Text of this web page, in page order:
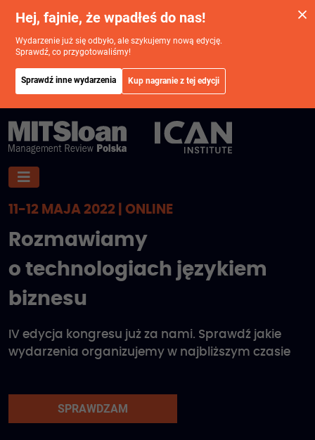
Hej, fajnie, że wpadłeś do nas!
Wydarzenie już się odbyło, ale szykujemy nową edycję.
Sprawdź, co przygotowaliśmy!
Sprawdź inne wydarzenia Kup nagranie z tej edycji
11-12 MAJA 2022 | ONLINE
Rozmawiamy
o technologiach językiem
biznesu
IV edycja kongresu już za nami. Sprawdź jakie
wydarzenia organizujemy w najbliższym czasie
SPRAWDZAM